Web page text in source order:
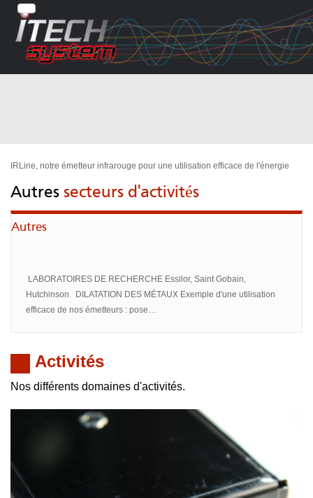
IRLine, notre émetteur infrarouge pour une utilisation efficace de l'énergie
Autres secteurs d'activités
Autres
LABORATOIRES DE RECHERCHE Essilor, Saint Gobain,
Hutchinson DILATATION DES MÉTAUX Exemple d'une utilisation
efficace de nos émetteurs : pose…
Activités
Nos différents domaines d'activités.